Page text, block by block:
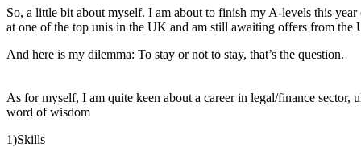
So, a little bit about myself. I am about to finish my A-levels this
at one of the top unis in the UK and am still awaiting offers from the
And here is my dilemma: To stay or not to stay, that’s the question.
As for myself, I am quite keen about a career in legal/finance
word of wisdom
1)Skills